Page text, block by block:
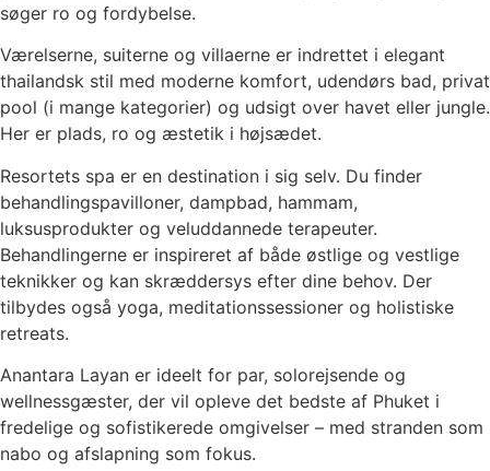
søger ro og fordybelse.
Værelserne, suiterne og villaerne er indrettet i elegant
thailandsk stil med moderne komfort, udendørs bad, privat
pool (i mange kategorier) og udsigt over havet eller jungle.
Her er plads, ro og æstetik i højsædet.
Resortets spa er en destination i sig selv. Du finder
behandlingspavilloner, dampbad, hammam,
luksusprodukter og veluddannede terapeuter.
Behandlingerne er inspireret af både østlige og vestlige
teknikker og kan skræddersys efter dine behov. Der
tilbydes også yoga, meditationssessioner og holistiske
retreats.
Anantara Layan er ideelt for par, solorejsende og
wellnessgæster, der vil opleve det bedste af Phuket i
fredelige og sofistikerede omgivelser – med stranden som
nabo og afslapning som fokus.